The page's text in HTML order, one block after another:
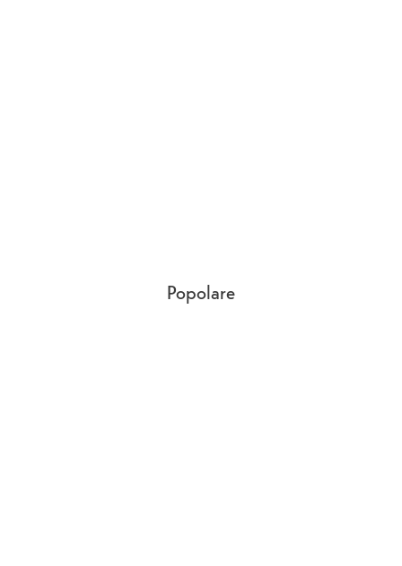
Popolare